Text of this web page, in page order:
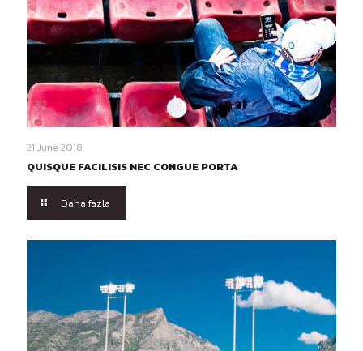
21 June 2018
QUISQUE FACILISIS NEC CONGUE PORTA
Daha fazla